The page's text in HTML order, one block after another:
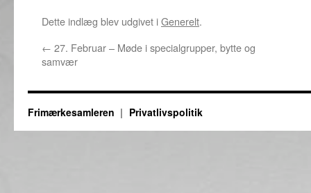
Dette indlæg blev udgivet iGenerelt.
← 27. Februar – Møde i specialgrupper, bytte og
samvær
Frimærkesamleren Privatlivspolitik